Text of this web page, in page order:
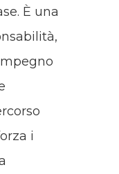
È una
i